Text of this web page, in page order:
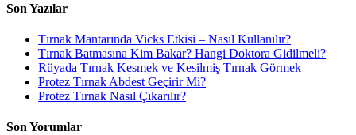
Son Yazılar
Tırnak Mantarında Vicks Etkisi – Nasıl Kullanılır?
Tırnak Batmasına Kim Bakar? Hangi Doktora Gidilmeli?
Rüyada Tırnak Kesmek ve Kesilmiş Tırnak Görmek
Protez Tırnak Abdest Geçirir Mi?
Protez Tırnak Nasıl Çıkarılır?
Son Yorumlar